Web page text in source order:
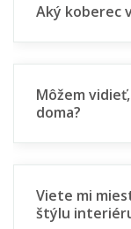
Aký koberec
Môžem
doma?
Viete mi
štýlu